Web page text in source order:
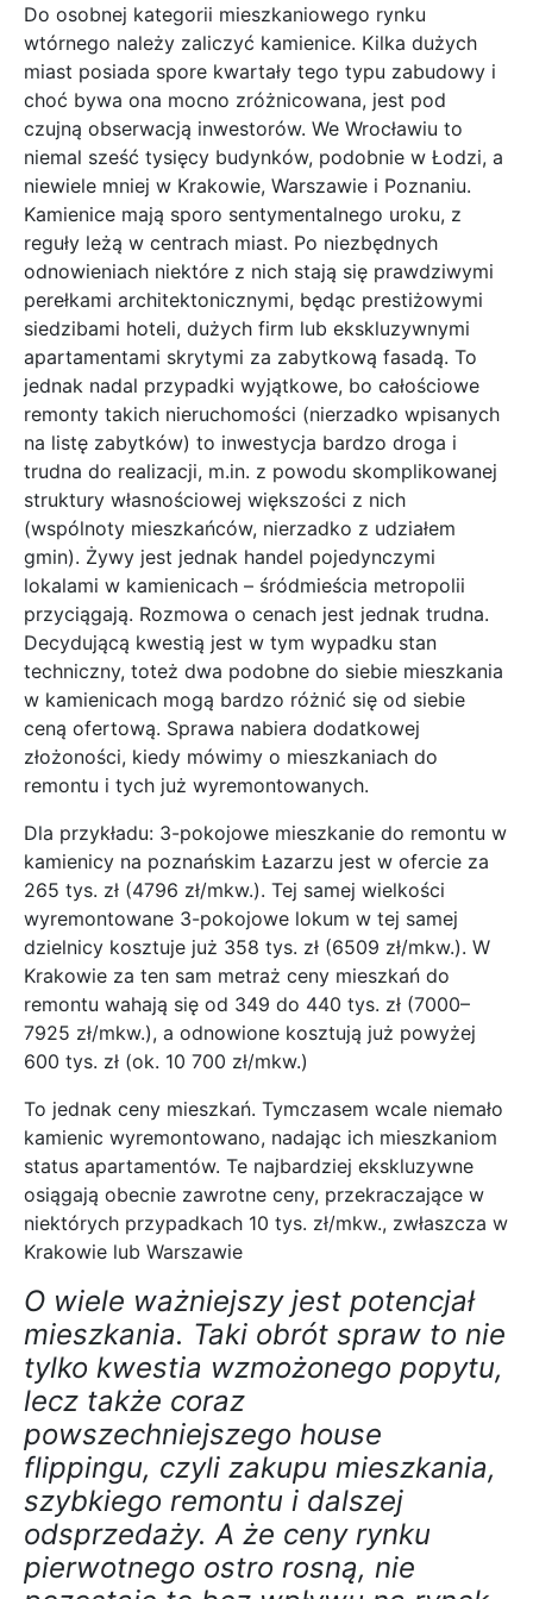
trudna do realizacji, m.in. z powodu skomplikowanej
struktury własnościowej większości z nich
(wspólnoty mieszkańców, nierzadko z udziałem
gmin). Żywy jest jednak handel pojedynczymi
lokalami w kamienicach – śródmieścia metropolii
przyciągają. Rozmowa o cenach jest jednak trudna.
Decydującą kwestią jest w tym wypadku stan
techniczny, toteż dwa podobne do siebie mieszkania
w kamienicach mogą bardzo różnić się od siebie
ceną ofertową. Sprawa nabiera dodatkowej
złożoności, kiedy mówimy o mieszkaniach do
remontu i tych już wyremontowanych.
Dla przykładu: 3-pokojowe mieszkanie do remontu w
kamienicy na poznańskim Łazarzu jest w ofercie za
265 tys. zł (4796 zł/mkw.). Tej samej wielkości
wyremontowane 3-pokojowe lokum w tej samej
dzielnicy kosztuje już 358 tys. zł (6509 zł/mkw.). W
Krakowie za ten sam metraż ceny mieszkań do
remontu wahają się od 349 do 440 tys. zł (7000–
7925 zł/mkw.), a odnowione kosztują już powyżej
600 tys. zł (ok. 10 700 zł/mkw.)
To jednak ceny mieszkań. Tymczasem wcale niemało
kamienic wyremontowano, nadając ich mieszkaniom
status apartamentów. Te najbardziej ekskluzywne
osiągają obecnie zawrotne ceny, przekraczające w
niektórych przypadkach 10 tys. zł/mkw., zwłaszcza w
Krakowie lub Warszawie
O wiele ważniejszy jest potencjał
mieszkania. Taki obrót spraw to nie
tylko kwestia wzmożonego popytu,
lecz także coraz
powszechniejszego house
flippingu, czyli zakupu mieszkania,
szybkiego remontu i dalszej
odsprzedaży. A że ceny rynku
pierwotnego ostro rosną, nie
pozostaje to bez wpływu na rynek
wtórny.
© StrefaNieruchomosci.info 2025. All Rights Reserved.